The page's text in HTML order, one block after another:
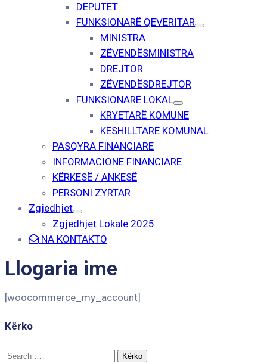
DEPUTET
FUNKSIONARË QEVERITAR
MINISTRA
ZËVENDËSMINISTRA
DREJTOR
ZËVENDËSDREJTOR
FUNKSIONARË LOKAL
KRYETARË KOMUNE
KËSHILLTARË KOMUNAL
PASQYRA FINANCIARE
INFORMACIONE FINANCIARE
KËRKESË / ANKESË
PERSONI ZYRTAR
Zgjedhjet
Zgjedhjet Lokale 2025
NA KONTAKTO
Llogaria ime
[woocommerce_my_account]
Kërko
Search